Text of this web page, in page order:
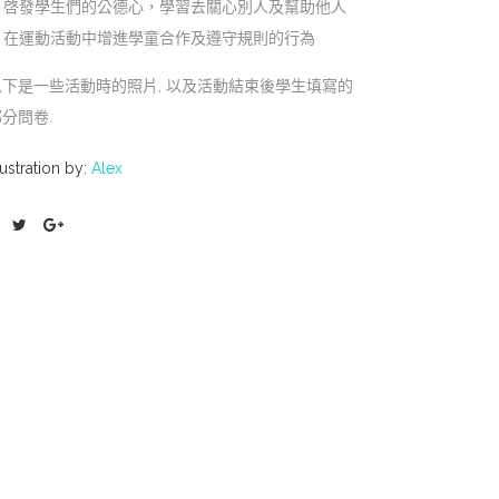
啓發學生們的公德心，學習去關心別人及幫助他人
在運動活動中增進學童合作及遵守規則的行為
是一些活動時的照片, 以及活動結束後學生填寫的
問卷.
by: Alex